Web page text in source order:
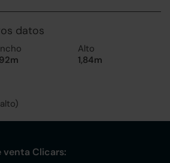
datos
Alto
1,84m
venta Clicars: